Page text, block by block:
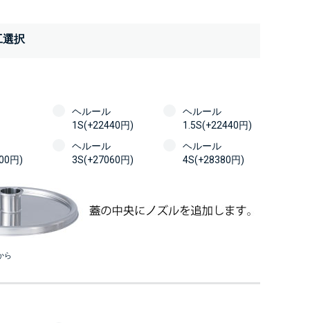
選択
ヘルール
1S(+22440円)
ヘルール
1.5S(+22440円)
円)
ヘルール
3S(+27060円)
ヘルール
4S(+28380円)
ら